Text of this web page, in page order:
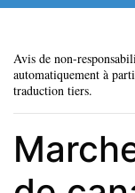
Avis de non-
automatiquement à
traduction tiers.